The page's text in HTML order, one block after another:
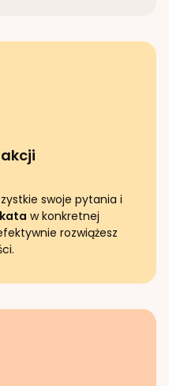
swoje pytania i
w konkretnej
rozwiążesz